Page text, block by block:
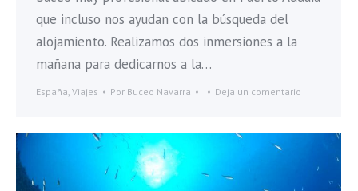
que incluso nos ayudan con la búsqueda del
alojamiento. Realizamos dos inmersiones a la
mañana para dedicarnos a la…
España Viajes Por Buceo Navarra Deja un comentario